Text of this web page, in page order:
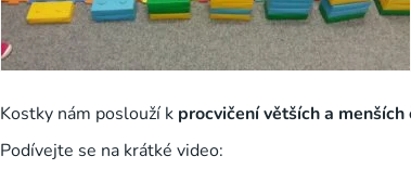
Kostky nám poslouží k procvičení větších a
Podívejte se na krátké video: